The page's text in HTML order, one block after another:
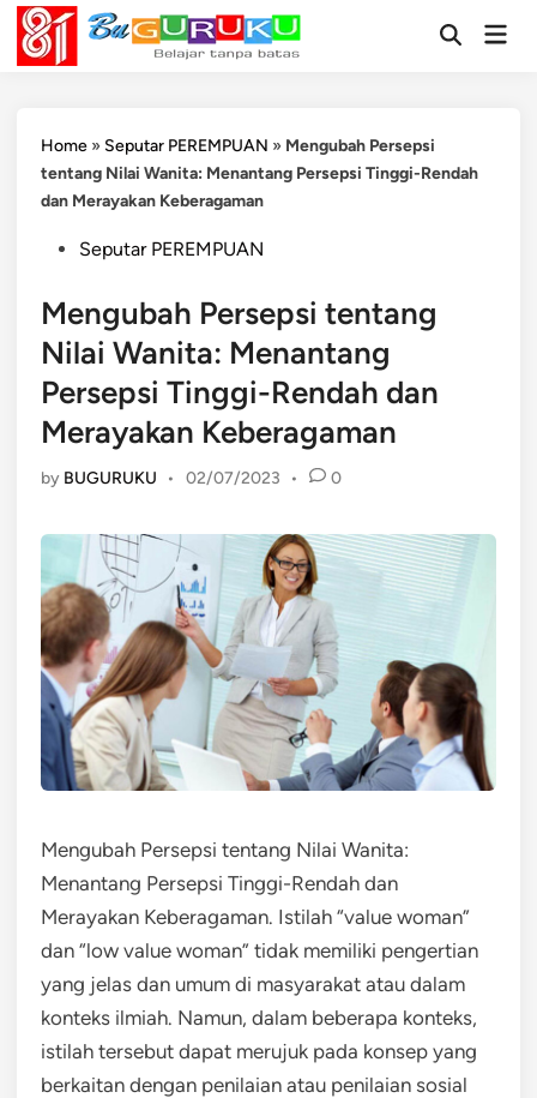
Skip
content
OpenMain
Home » Seputar PEREMPUAN » Mengubah Persepsi
tentang Nilai Wanita: Menantang Persepsi Tinggi-Rendah
dan Merayakan Keberagaman
PostedSeputar PEREMPUAN
Mengubah Persepsi tentang
Nilai Wanita: Menantang
Persepsi Tinggi-Rendah dan
Merayakan Keberagaman
by BUGURUKU • 02/07/2023 • 0
Mengubah Persepsi tentang Nilai Wanita:
Menantang Persepsi Tinggi-Rendah dan
Merayakan Keberagaman. Istilah “value woman”
dan “low value woman” tidak memiliki pengertian
yang jelas dan umum di masyarakat atau dalam
konteks ilmiah. Namun, dalam beberapa konteks,
istilah tersebut dapat merujuk pada konsep yang
berkaitan dengan penilaian atau penilaian sosial